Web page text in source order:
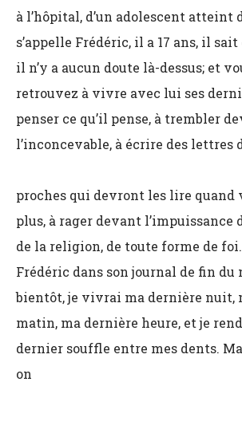
à l’hôpital, d’un adolescent atteint
s’appelle Frédéric, il a 17 ans, il
il n’y a aucun doute là-dessus; et
retrouvez à vivre avec lui ses
penser ce qu’il pense, à trembler
l’inconcevable, à écrire des lettres
proches qui devront les lire quand
plus, à rager devant l’impuissance
de la religion, de toute forme de
Frédéric dans son journal de fin du
bientôt, je vivrai ma dernière nuit,
matin, ma dernière heure, et je
dernier souffle entre mes dents.
on